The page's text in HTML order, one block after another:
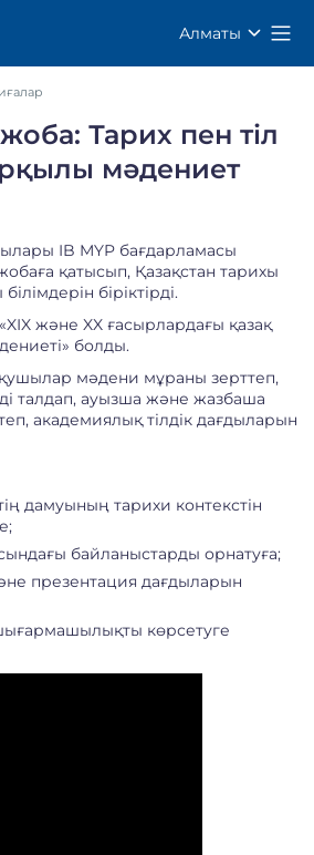
Алматы
Тарих пен тіл
мәдениет
IB MYP бағдарламасы
қатысып, Қазақстан тарихы
біріктірді.
және XX ғасырлардағы қазақ
болды.
мәдени мұраны зерттеп,
талдап, ауызша және жазбаша
академиялық тілдік дағдыларын
дамуының тарихи контекстін
байланыстарды орнатуға;
презентация дағдыларын
көрсетуге